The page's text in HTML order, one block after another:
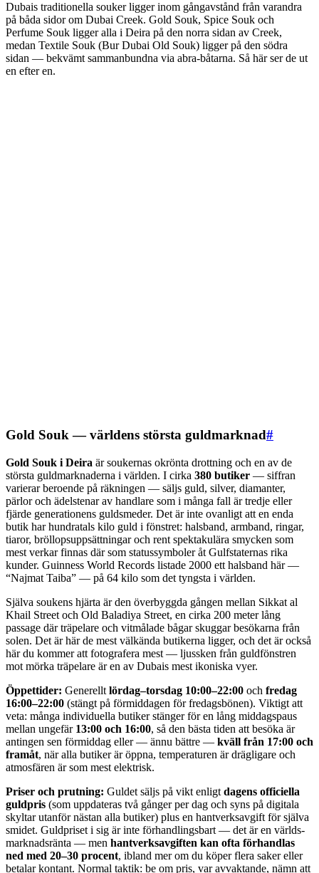
Dubais traditionella souker ligger inom gångavstånd från varandra
på båda sidor om Dubai Creek. Gold Souk, Spice Souk och
Perfume Souk ligger alla i Deira på den norra sidan av Creek,
medan Textile Souk (Bur Dubai Old Souk) ligger på den södra
sidan — bekvämt sammanbundna via abra-båtarna. Så här ser de ut
en efter en.
Gold Souk — världens största guldmarknad#
Gold Souk i Deira är soukernas okrönta drottning och en av de
största guld­marknaderna i världen. I cirka 380 butiker — siffran
varierar beroende på räkningen — säljs guld, silver, diamanter,
pärlor och ädelstenar av handlare som i många fall är tredje eller
fjärde generationens guldsmeder. Det är inte ovanligt att en enda
butik har hundratals kilo guld i fönstret: halsband, armband, ringar,
tiaror, bröllops­uppsättningar och rent spektakulära smycken som
mest verkar finnas där som statussymboler åt Gulfstaternas rika
kunder. Guinness World Records listade 2000 ett halsband här —
“Najmat Taiba” — på 64 kilo som det tyngsta i världen.
Själva soukens hjärta är den överbyggda gången mellan Sikkat al
Khail Street och Old Baladiya Street, en cirka 200 meter lång
passage där trä­pelare och vit­målade bågar skuggar besökarna från
solen. Det är här de mest välkända butikerna ligger, och det är också
här du kommer att fotografera mest — ljussken från guld­fönstren
mot mörka träpelare är en av Dubais mest ikoniska vyer.
Öppettider: Generellt lördag–torsdag 10:00–22:00 och fredag
16:00–22:00 (stängt på förmiddagen för fredagsbönen). Viktigt att
veta: många individuella butiker stänger för en lång middags­paus
mellan ungefär 13:00 och 16:00, så den bästa tiden att besöka är
antingen sen förmiddag eller — ännu bättre — kväll från 17:00 och
framåt, när alla butiker är öppna, temperaturen är drägligare och
atmosfären är som mest elektrisk.
Priser och prutning: Guldet säljs på vikt enligt dagens officiella
guldpris (som uppdateras två gånger per dag och syns på digitala
skyltar utanför nästan alla butiker) plus en hantverks­avgift för själva
smidet. Guldpriset i sig är inte förhandlings­bart — det är en världs­
marknads­ränta — men hantverks­avgiften kan ofta förhandlas
ned med 20–30 procent, ibland mer om du köper flera saker eller
betalar kontant. Normal taktik: be om pris, var avvaktande, nämn att